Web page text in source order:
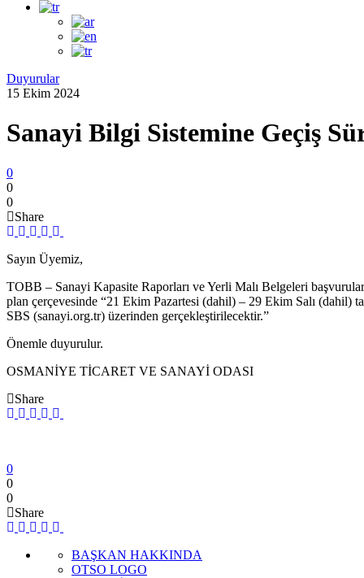
Duyurular
15 Ekim 2024
Sanayi Bilgi Sistemine Geçiş
0
0
0
Share
Sayın Üyemiz,
TOBB – Sanayi Kapasite Raporları ve Yerli Malı Belgeleri
plan çerçevesinde “21 Ekim Pazartesi (dahil) – 29 Ekim Salı (dahil)
SBS (sanayi.org.tr) üzerinden gerçekleştirilecektir.”
Önemle duyurulur.
OSMANİYE TİCARET VE SANAYİ ODASI
Share
0
0
0
Share
BAŞKAN HAKKINDA
OTSO LOGO